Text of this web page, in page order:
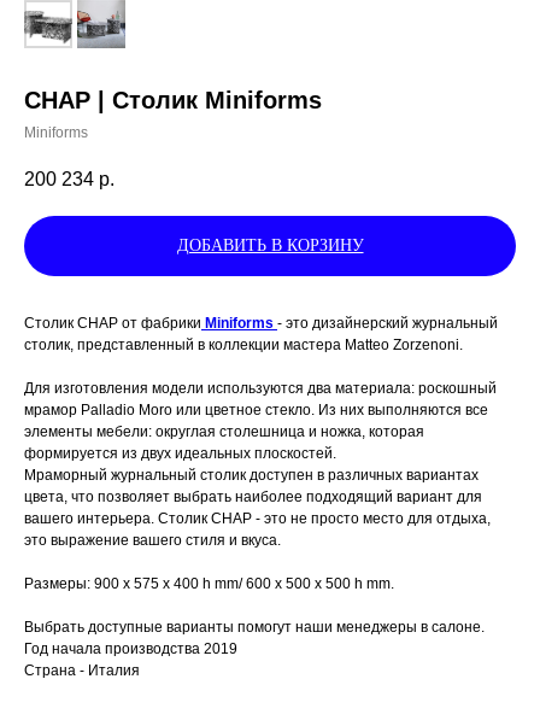
CHAP | Столик Miniforms
Miniforms
200 234 р.
ДОБАВИТЬ В КОРЗИНУ
Столик CHAP от фабрики Miniforms - это дизайнерский журнальный
столик, представленный в коллекции мастера Matteo Zorzenoni.
Для изготовления модели используются два материала: роскошный
мрамор Palladio Moro или цветное стекло. Из них выполняются все
элементы мебели: округлая столешница и ножка, которая
формируется из двух идеальных плоскостей.
Мраморный журнальный столик доступен в различных вариантах
цвета, что позволяет выбрать наиболее подходящий вариант для
вашего интерьера. Столик CHAP - это не просто место для отдыха,
это выражение вашего стиля и вкуса.
Размеры: 900 x 575 x 400 h mm/ 600 x 500 x 500 h mm.
Выбрать доступные варианты помогут наши менеджеры в салоне.
Год начала производства 2019
Страна - Италия